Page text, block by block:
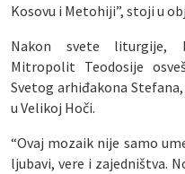
Kosovu i Metohiji”, stoji u
Nakon svete liturgije,
Mitropolit Teodosije
Svetog arhiđakona
u Velikoj Hoči.
“Ovaj mozaik nije samo
ljubavi, vere i zajedništva.